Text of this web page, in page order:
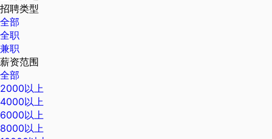
招聘类型
全部
全职
兼职
薪资范围
全部
2000以上
4000以上
6000以上
8000以上